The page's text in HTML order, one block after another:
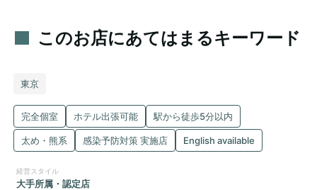
このお店にあてはまるキーワード
東京
完全個室 ホテル出張可能 駅から徒歩5分以内
太め・熊系 感染予防対策 実施店 English available
大手所属・認定店